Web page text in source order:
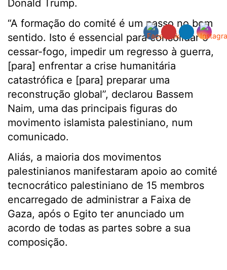
Donald Trump.
“A formação do comité é um passo no bom
sentido. Isto é essencial para consolidar o
cessar-fogo, impedir um regresso à guerra,
[para] enfrentar a crise humanitária
catastrófica e [para] preparar uma
reconstrução global”, declarou Bassem
Naim, uma das principais figuras do
movimento islamista palestiniano, num
comunicado.
Aliás, a maioria dos movimentos
palestinianos manifestaram apoio ao comité
tecnocrático palestiniano de 15 membros
encarregado de administrar a Faixa de
Gaza, após o Egito ter anunciado um
acordo de todas as partes sobre a sua
composição.